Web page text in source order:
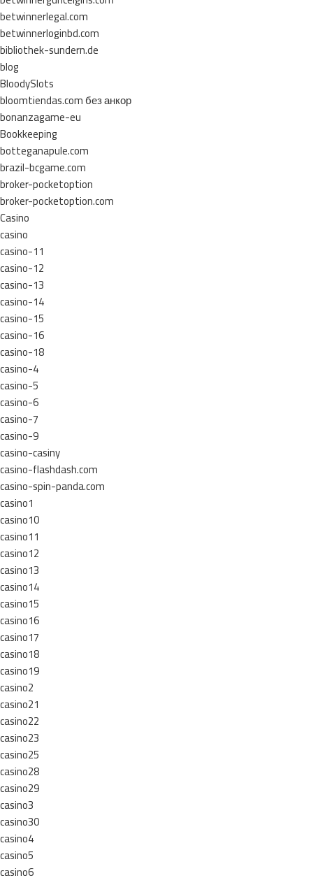
betwinnerlegal.com
betwinnerloginbd.com
bibliothek-sundern.de
blog
BloodySlots
bloomtiendas.com без анкор
bonanzagame-eu
Bookkeeping
botteganapule.com
brazil-bcgame.com
broker-pocketoption
broker-pocketoption.com
Casino
casino
casino-11
casino-12
casino-13
casino-14
casino-15
casino-16
casino-18
casino-4
casino-5
casino-6
casino-7
casino-9
casino-casiny
casino-flashdash.com
casino-spin-panda.com
casino1
casino10
casino11
casino12
casino13
casino14
casino15
casino16
casino17
casino18
casino19
casino2
casino21
casino22
casino23
casino25
casino28
casino29
casino3
casino30
casino4
casino5
casino6